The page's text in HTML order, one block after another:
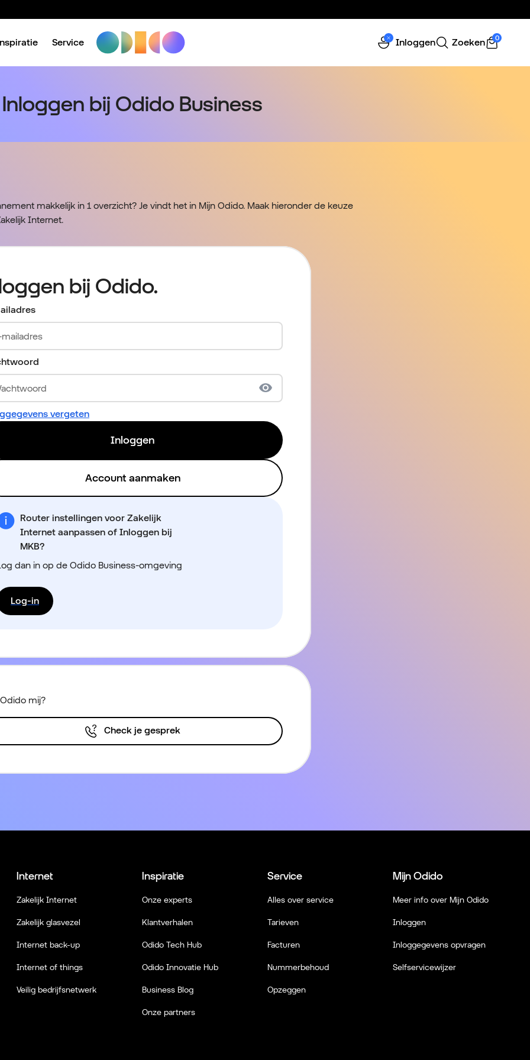
Service Inloggen Zoeken 0
Inloggen bij Odido Business
makkelijk in 1 overzicht? Je vindt het in Mijn Odido. Maak hieronder de keuze
Internet.
bij Odido.
vergeten
Inloggen
Account aanmaken
Router instellingen voor Zakelijk
Internet aanpassen of Inloggen bij
MKB?
dan in op de Odido Business-omgeving
Log-in
mij?
Check je gesprek
Internet
Zakelijk Internet
Zakelijk glasvezel
Internet back-up
Internet of things
Veilig bedrijfsnetwerk
Inspiratie
Onze experts
Klantverhalen
Odido Tech Hub
Odido Innovatie Hub
Business Blog
Onze partners
Service
Alles over service
Tarieven
Facturen
Nummerbehoud
Opzeggen
Mijn Odido
Meer info over Mijn Odido
Inloggen
Inloggegevens opvragen
Selfservicewijzer